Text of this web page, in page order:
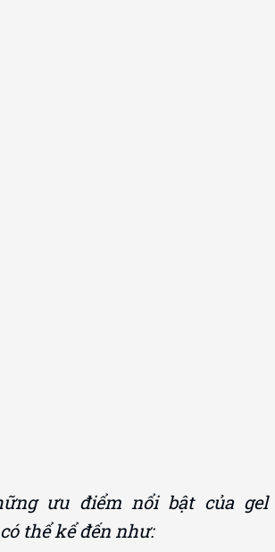
ưu điểm nổi bật của gel
thể kể đến như: